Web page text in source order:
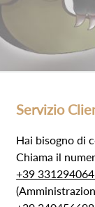
Servizio
Hai bisogno di
Chiama il
+39